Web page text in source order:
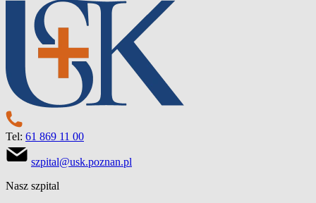
Tel: 61 869 11 00
szpital@usk.poznan.pl
Nasz szpital